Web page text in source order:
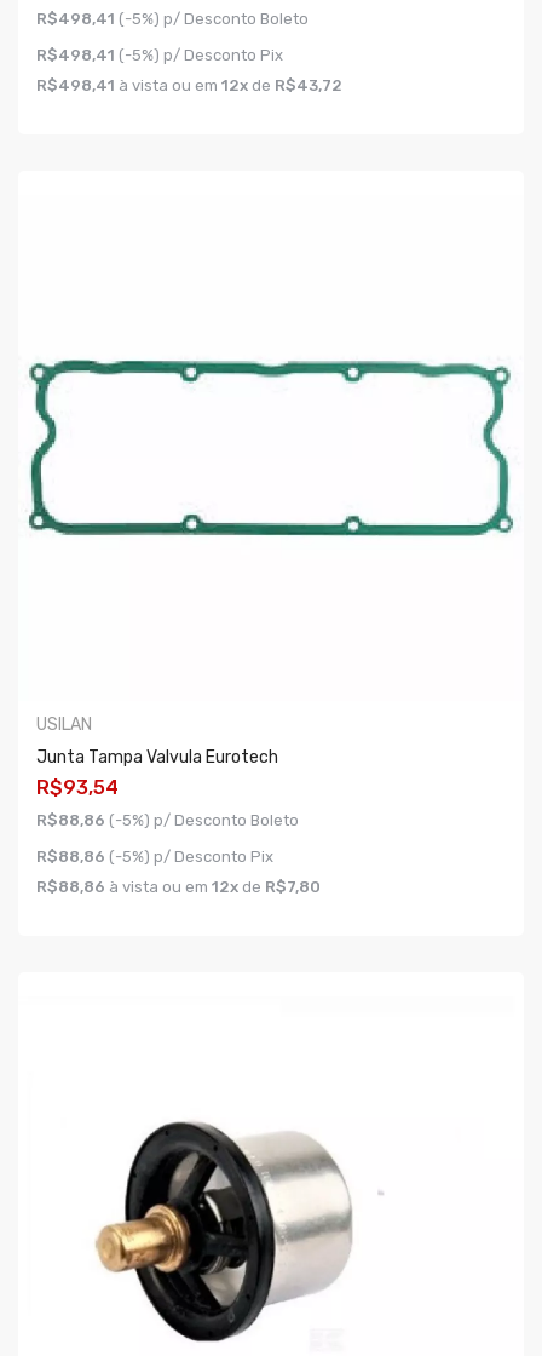
R$498,41 (-5%) p/ Desconto Boleto
R$498,41 (-5%) p/ Desconto Pix
R$498,41 à vista ou em 12x de R$43,72
USILAN
Junta Tampa Valvula Eurotech
R$93,54
R$88,86 (-5%) p/ Desconto Boleto
R$88,86 (-5%) p/ Desconto Pix
R$88,86 à vista ou em 12x de R$7,80